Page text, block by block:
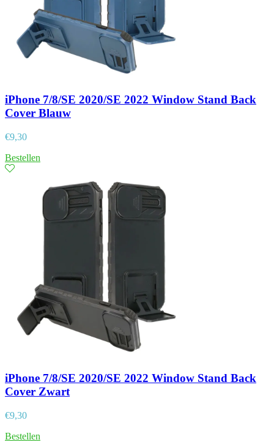
iPhone 7/8/SE 2020/SE 2022 Window Stand Back
Cover Blauw
€9,30
Bestellen
iPhone 7/8/SE 2020/SE 2022 Window Stand Back
Cover Zwart
€9,30
Bestellen